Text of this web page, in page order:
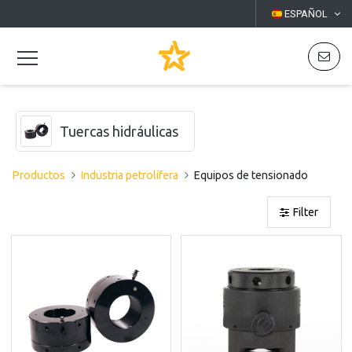
ESPAÑOL
Tuercas hidráulicas
Productos Industria petrolífera Equipos de tensionado
Filter